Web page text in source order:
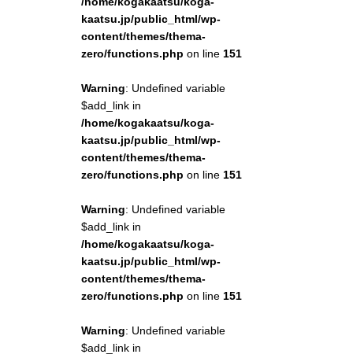
kaatsu.jp/public_html/wp-
content/themes/thema-
zero/functions.php on line 151
Warning: Undefined variable
$add_link in
/home/kogakaatsu/koga-
kaatsu.jp/public_html/wp-
content/themes/thema-
zero/functions.php on line 151
Warning: Undefined variable
$add_link in
/home/kogakaatsu/koga-
kaatsu.jp/public_html/wp-
content/themes/thema-
zero/functions.php on line 151
Warning: Undefined variable
$add_link in